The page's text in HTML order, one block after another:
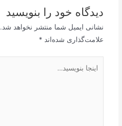
دیدگاه‌ خود را بنویسید
نشانی ایمیل شما منتشر نخواهد شد.
علامت‌گذاری شده‌اند *
بنویسید…